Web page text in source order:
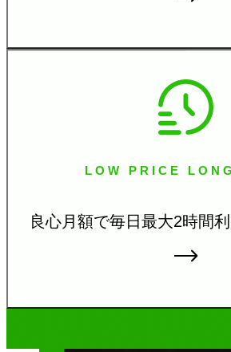
LOW PRICE
良心月額で毎日最大2時間